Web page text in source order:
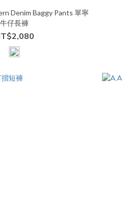
Denim Baggy Pants 單寧
牛仔長褲